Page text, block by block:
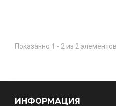
Показанно 1 - 2 из 2 элементов
ИНФОРМАЦИЯ